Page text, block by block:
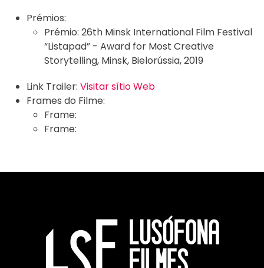
Prémios:
Prémio: 26th Minsk International Film Festival
“Listapad” - Award for Most Creative
Storytelling, Minsk, Bielorússia, 2019
Link Trailer: Visitar sítio Web
Frames do Filme:
Frame:
Frame: